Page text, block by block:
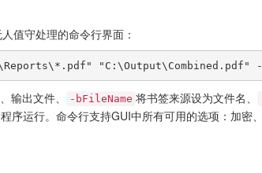
值守处理的命令行界面：
"C:\Output\Combined.pdf"
输出文件、 -bFileName 将书签来源设为文件名、
序运行。命令行支持GUI中所有可用的选项：加密